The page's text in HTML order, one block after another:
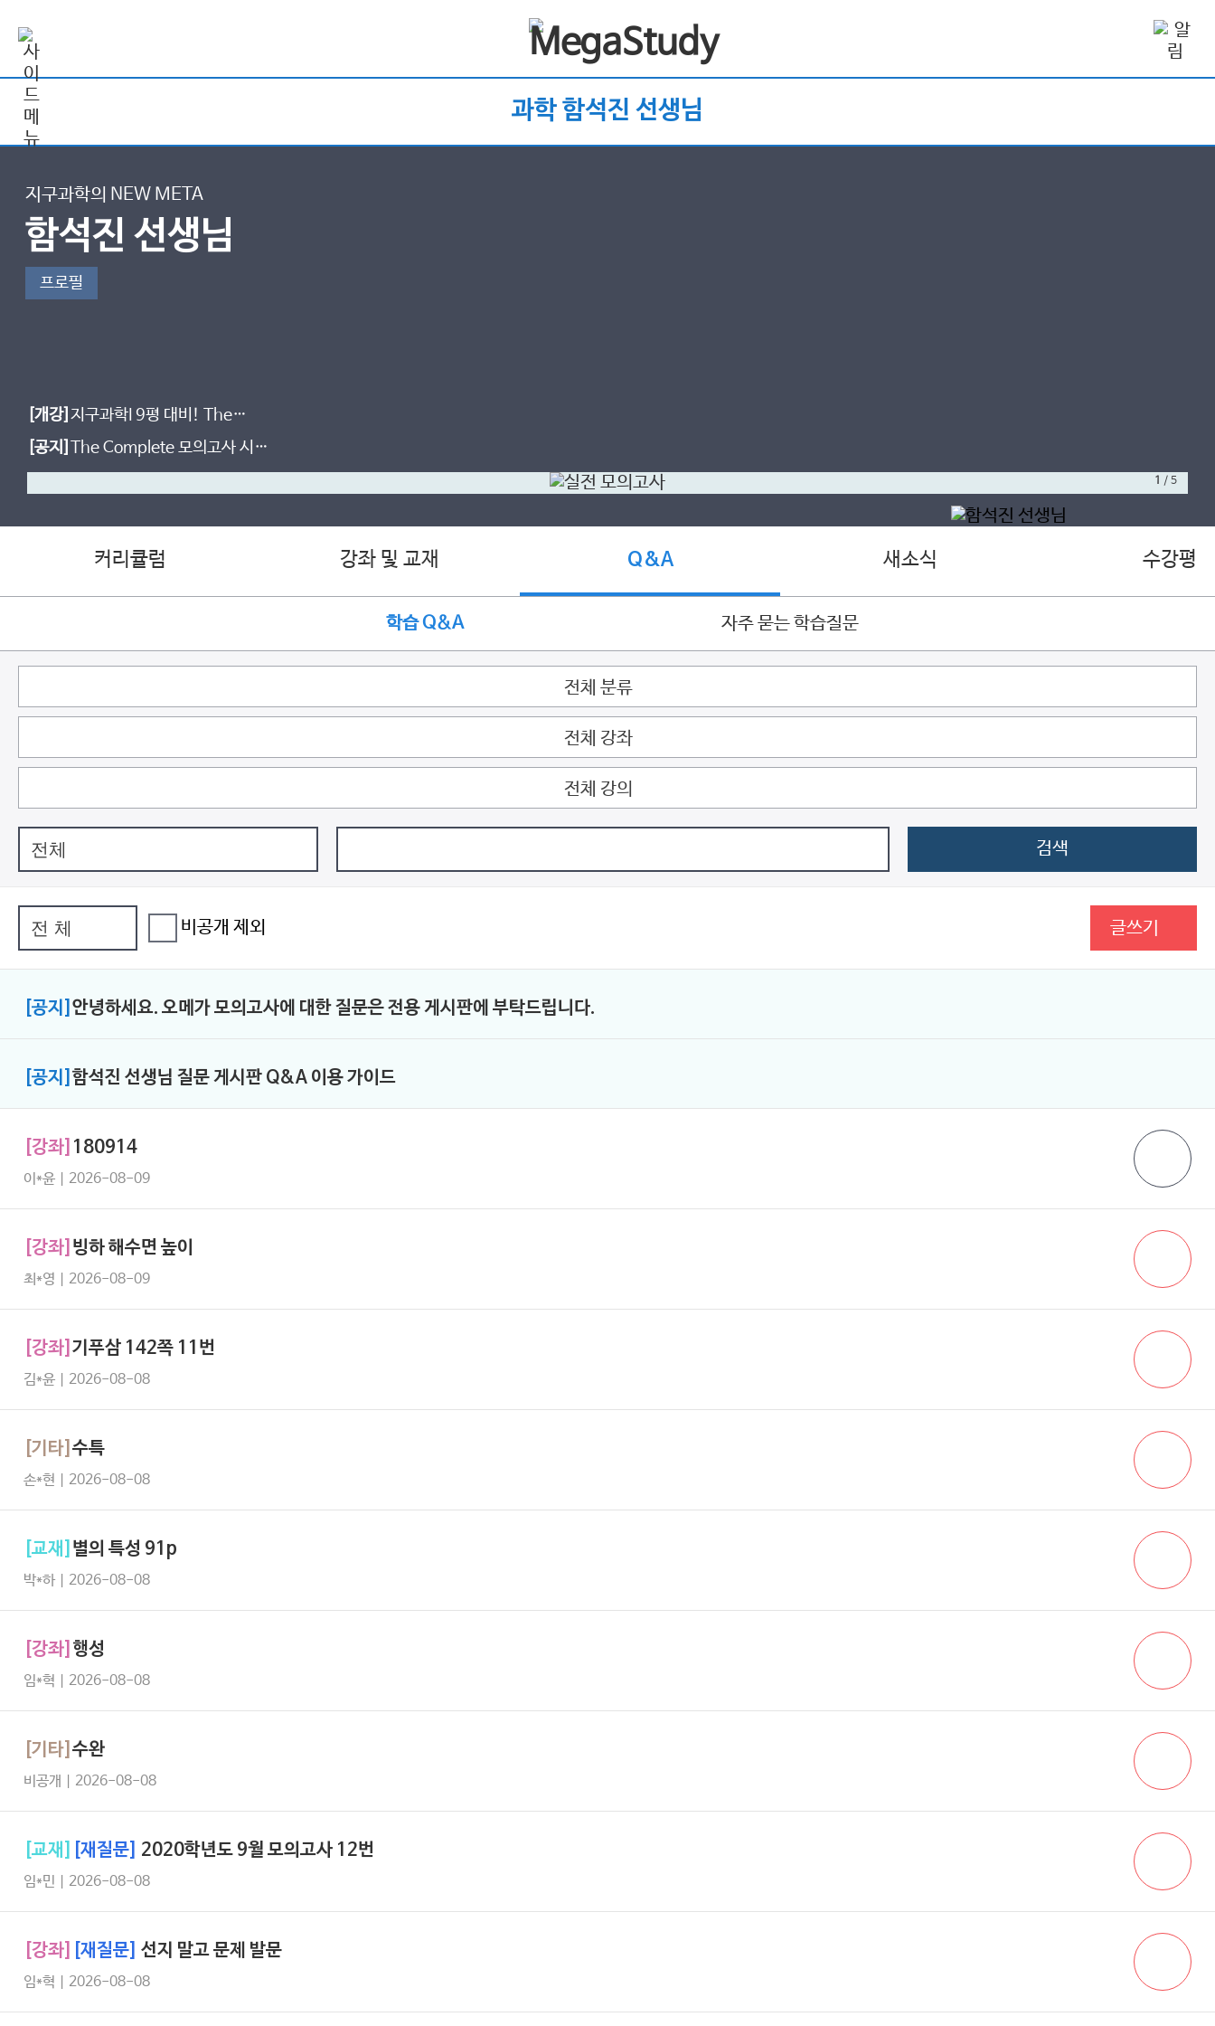
과학 함석진 선생님
지구과학의 NEW META
함석진 선생님
프로필
[개강] 지구과학I 9평 대비! The
Complete 실전 모의고사 [시즌3]
[공지]
The Complete 모의고사 시즌
1 /5
커리큘럼 강좌 및 교재 Q&A 새소식 수강평
학습 Q&A 자주 묻는 학습질문
전체 분류
전체 강좌
전체 강의
검색
비공개 제외 글쓰기
[공지] 안녕하세요. 오메가 모의고사에 대한 질문은 전용 게시판에 부탁드립니다.
[공지] 함석진 선생님 질문 게시판 Q&A 이용 가이드
[강좌] 180914
이*윤 | 2026-08-09
[강좌] 빙하 해수면 높이
최*영 | 2026-08-09
[강좌] 기푸삼 142쪽 11번
김*윤 | 2026-08-08
[기타] 수특
손*현 | 2026-08-08
[교재] 별의 특성 91p
박*하 | 2026-08-08
[강좌] 행성
임*혁 | 2026-08-08
[기타] 수완
비공개 | 2026-08-08
[교재] [재질문] 2020학년도 9월 모의고사 12번
임*민 | 2026-08-08
[강좌] [재질문] 선지 말고 문제 발문
임*혁 | 2026-08-08